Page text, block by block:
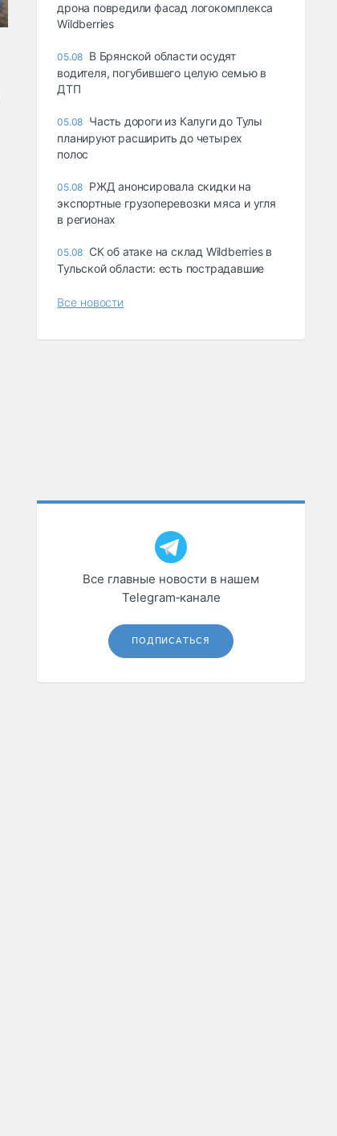
дрона повредили фасад логокомплекса
Wildberries
05.08 В Брянской области осудят
водителя, погубившего целую семью в
ДТП
05.08 Часть дороги из Калуги до Тулы
планируют расширить до четырех
полос
05.08 РЖД анонсировала скидки на
экспортные грузоперевозки мяса и угля
в регионах
05.08 СК об атаке на склад Wildberries в
Тульской области: есть пострадавшие
Все новости
Все главные новости в нашем
Telegram‑канале
ПОДПИСАТЬСЯ